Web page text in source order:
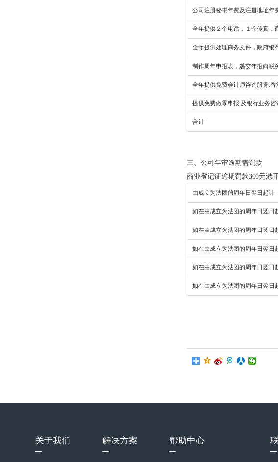
公司注册秘书年费及注册地址年
全年提供２个电话，１个传真，
全年提供处理商务文件，政府银
制作周年申报表，递交年报向税
全年提供免费会计师咨询服务:
提供免费做零申报,及银行业务咨
合计
三、公司年审逾期需罚款
商业登记证逾期罚款300元港
由成立为法团的周年日翌日起计
如在由成立为法团的周年日翌日
如在由成立为法团的周年日翌日
如在由成立为法团的周年日翌日
如在由成立为法团的周年日翌日
如在由成立为法团的周年日翌日
关于我们 解决方案 帮助中心